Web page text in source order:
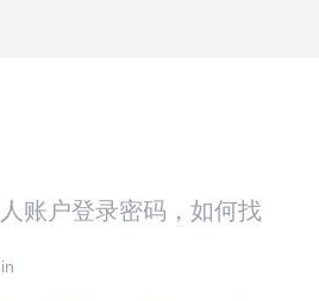
账户登录密码，如何找